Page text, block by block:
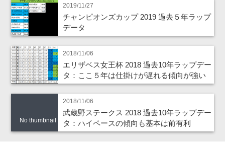
2019/11/27
チャンピオンズカップ 2019 過去５年ラップ
データ
2018/11/06
エリザベス女王杯 2018 過去10年ラップデー
タ：ここ５年は仕掛けが遅れる傾向が強い
No thumbnail
2018/11/06
武蔵野ステークス 2018 過去10年ラップデー
タ：ハイペースの傾向も基本は前有利